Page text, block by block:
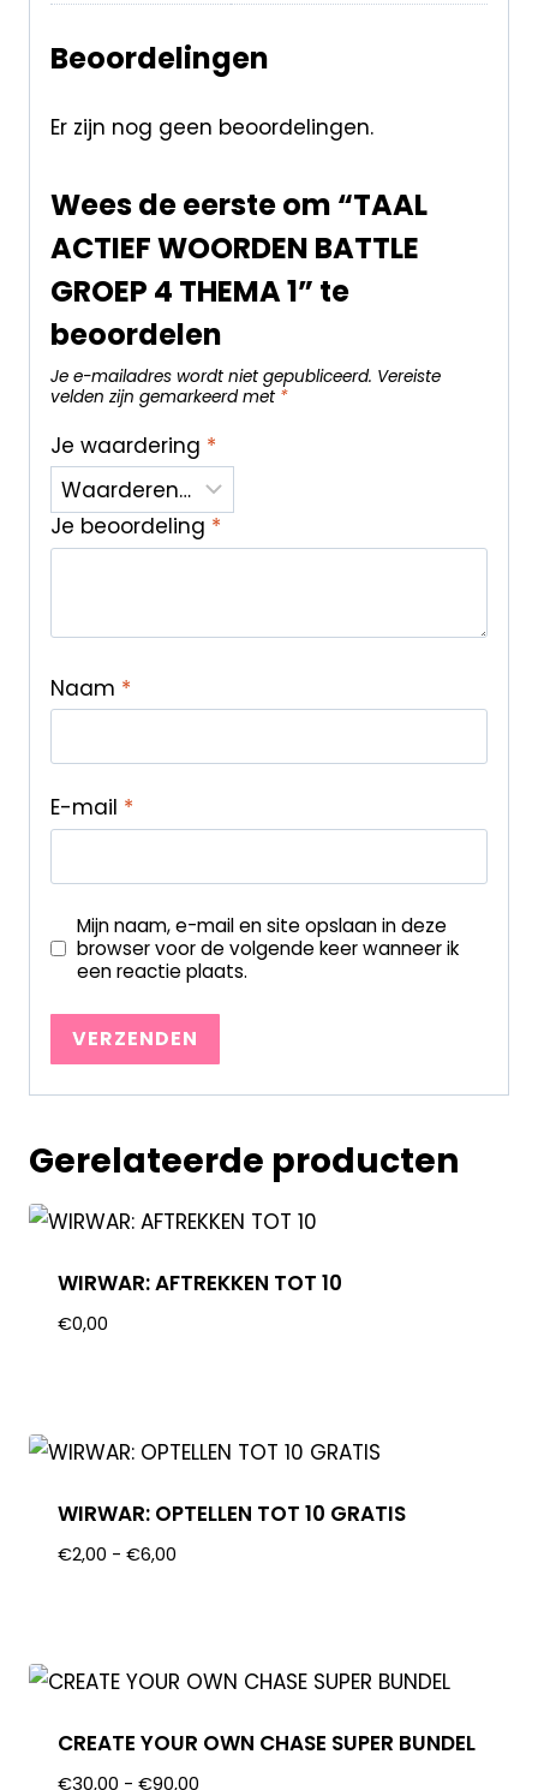
Beoordelingen
Er zijn nog geen beoordelingen.
Wees de eerste om “TAAL
ACTIEF WOORDEN BATTLE
GROEP 4 THEMA 1” te
beoordelen
Je e-mailadres wordt niet gepubliceerd. Vereiste
velden zijn gemarkeerd met *
Je waardering *
Je beoordeling *
Naam *
E-mail *
Mijn naam, e-mail en site opslaan in deze
browser voor de volgende keer wanneer ik
een reactie plaats.
Gerelateerde producten
WIRWAR: AFTREKKEN TOT 10
€0,00
WIRWAR: OPTELLEN TOT 10 GRATIS
€2,00 - €6,00
CREATE YOUR OWN CHASE SUPER BUNDEL
€30,00 - €90,00